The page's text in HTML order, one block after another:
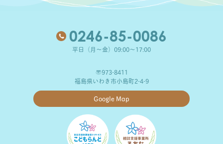
0246-85-0086
平日（月～金）09:00～17:00
〒973-8411
福島県いわき市小島町2-4-9
Google Map